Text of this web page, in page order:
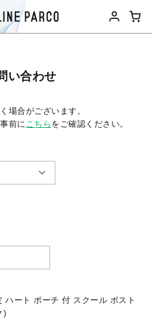
い合わせ
場合がございます。
前に こちらをご確認ください。​
ハート ポーチ 付 スクール ボスト
)